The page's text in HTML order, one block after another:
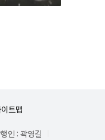
이트맵
인 : 곽영길